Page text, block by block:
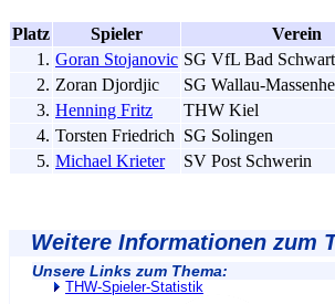
Platz Spieler Verein
1. Goran Stojanovic SG VfL Bad
2. Zoran Djordjic SG Wallau-
3. Henning Fritz THW Kiel
4. Torsten Friedrich SG Solingen
5. Michael Krieter SV Post Schwerin
Weitere Informationen zum
Unsere Links zum Thema:
THW-Spieler-Statistik